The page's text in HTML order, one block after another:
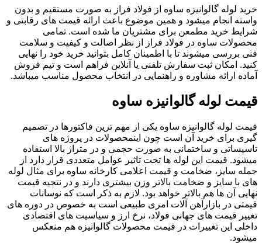
خرید لوله گالوانیزه ساوه از فولاد فراز به صورت مستقیم و بدون
واسته انجام میشود و همین موضوع باعث ارائه قیمت های رقابتی و
شرایط خرید مطمعن برای مشتریان ما شده است. تمامی
محصولات ساوه در فولاد فراز از نظر اصالت و کیفیت و سلامت
فنی بررسی میشوند تا با اطمینان کامل بتوانید خرید خود را نهایی
کنید. امکان ثبت سفارش تلفنی یا آنلاین فراهم است و تیم فروش
آماده ارائه مشاوره و راهنمایی در انتخاب محصول مناسب میباشد.
قیمت لوله گالوانیزه ساوه
قیمت لوله گالوانیزه ساوه یکی از مهم ترین فاکتورها در تصمیم
گیری برای خرید آن است چون اینمحصولات در پروژه های
تاسیساتی و ساختمانی به صورت حجمی و در متراژ بالا استفاده
میشود. قیمت این لوله ها تحت تاثیر عوامل متعددی قرار دارد از
جمله سایز، ضخامت و قیمت اعلامی کارخانه ساوه برای مثال لوله
های با سایز و ضخامت بالاتر وزن بیشتری دارند و در نتجیه قیمت
نهایی آن ها هم بالاتر خواهد بود. لازم به ذکر است که نوسانات
قیمتی در بازارآهن آلات امری طبیعی است به خصوص در دوره های
تغییر قیمت های جهانی فولاد، نرخ ارز و سیاسیت های اقتصادی
داخلی این تغییرات در قیمت محصولات گالوانیزه هم منعکس
میشود.